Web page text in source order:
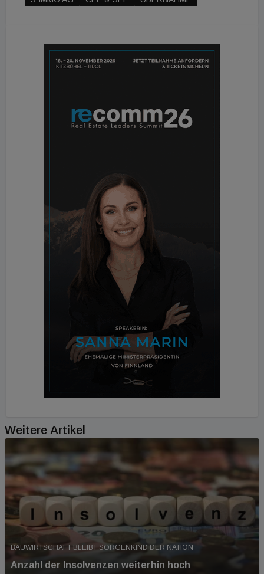
Weitere Artikel
BAUWIRTSCHAFT BLEIBT SORGENKIND DER NATION
Anzahl der Insolvenzen weiterhin hoch